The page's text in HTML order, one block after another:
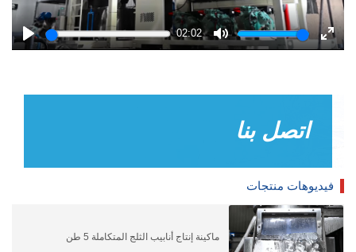
Play
02:02
Mute
Enter
اتصل بنا
فيديوهات منتجات
ماكينة إنتاج أنابيب الثلج المتكاملة 5 طن